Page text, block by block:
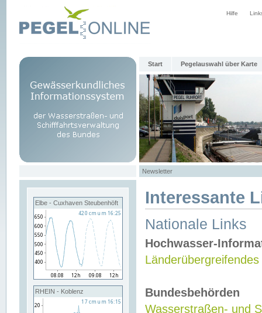
Hilfe
Start Pegelauswahl über Karte
Newsletter
Elbe - Cuxhaven Steubenhöft
RHEIN - Koblenz
Interessante
Nationale Links
Hochwasser-
Bundesbehörden
Wasserstraßen- und